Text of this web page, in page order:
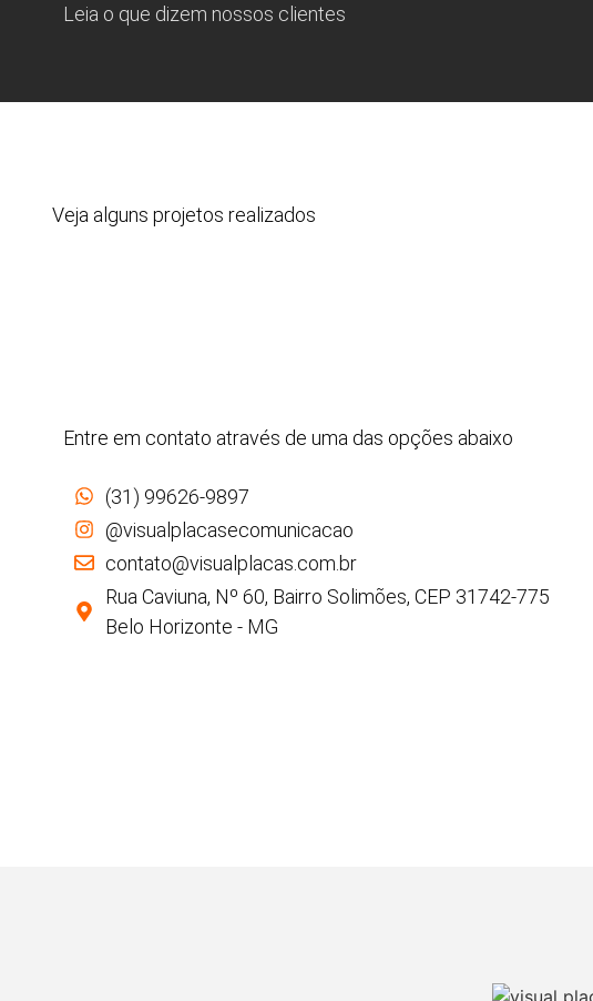
Leia o que dizem nossos clientes
Veja alguns projetos realizados
Entre em contato através de uma das opções abaixo
(31) 99626-9897
@visualplacasecomunicacao
contato@visualplacas.com.br
Rua Caviuna, Nº 60, Bairro Solimões, CEP 31742-775
Belo Horizonte - MG